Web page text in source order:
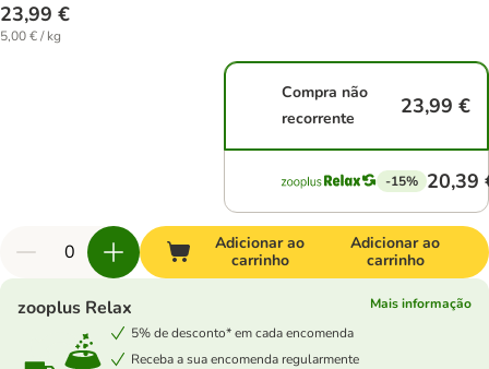
23,99 €
5,00 € / kg
Compra não
recorrente
23,99 €
-15% 20,39
Adicionar ao
carrinho
Adicionar ao
carrinho
zooplus Relax
Mais informação
5% de desconto* em cada encomenda
Receba a sua encomenda regularmente